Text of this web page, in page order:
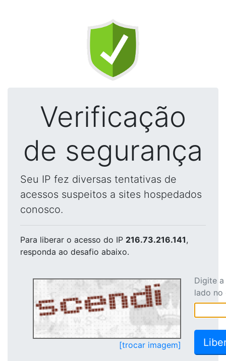
Verificação
de segurança
Seu IP fez diversas tentativas de
acessos suspeitos a sites hospedados
conosco.
Para liberar o acesso do IP 216.73.216.141,
responda ao desafio abaixo.
[trocar imagem]
Digite
lado no